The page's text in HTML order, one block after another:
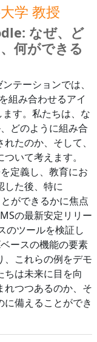
学 教授
なぜ、ど
何ができる
テーションでは、
組み合わせるアイ
す。私たちは、な
どのように組み合
たのか、そして、
いて考えます。
定義し、教育にお
した後、特に
ができるかに焦点
の最新安定リリー
のツールを検証し
ースの機能の要素
、これらの例をデモ
ちは未来に目を向
れつつあるのか、そ
に備えることができ